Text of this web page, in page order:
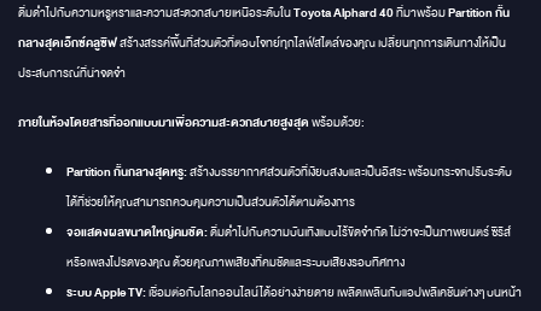
ดื่มด่ำไปกับความหรูหราและความสะดวกสบายเหนือระดับในToyota Alphard 40ที่มาพร้อมPartition กั้น
กลางสุดเอ็กซ์คลูซีฟสร้างสรรค์พื้นที่ส่วนตัวที่ตอบโจทย์ทุกไลฟ์สไตล์ของคุณ เปลี่ยนทุกการเดินทางให้เป็น
ประสบการณ์ที่น่าจดจำ
ภายในห้องโดยสารที่ออกแบบมาเพื่อความสะดวกสบายสูงสุดพร้อมด้วย:
Partition กั้นกลางสุดหรู:สร้างบรรยากาศส่วนตัวที่เงียบสงบและเป็นอิสระ พร้อมกระจกปรับระดับ
ได้ที่ช่วยให้คุณสามารถควบคุมความเป็นส่วนตัวได้ตามต้องการ
จอแสดงผลขนาดใหญ่คมชัด:ดื่มด่ำไปกับความบันเทิงแบบไร้ขีดจำกัด ไม่ว่าจะเป็นภาพยนตร์ ซีรีส์
หรือเพลงโปรดของคุณ ด้วยคุณภาพเสียงที่คมชัดและระบบเสียงรอบทิศทาง
ระบบ Apple TV:เชื่อมต่อกับโลกออนไลน์ได้อย่างง่ายดาย เพลิดเพลินกับแอปพลิเคชันต่างๆ บนหน้า